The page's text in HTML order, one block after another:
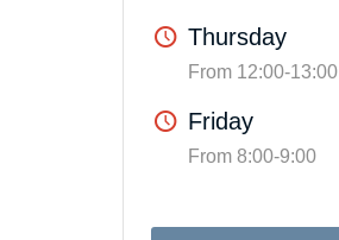
Thursday
From 12:00-13:00
Friday
From 8:00-9:00